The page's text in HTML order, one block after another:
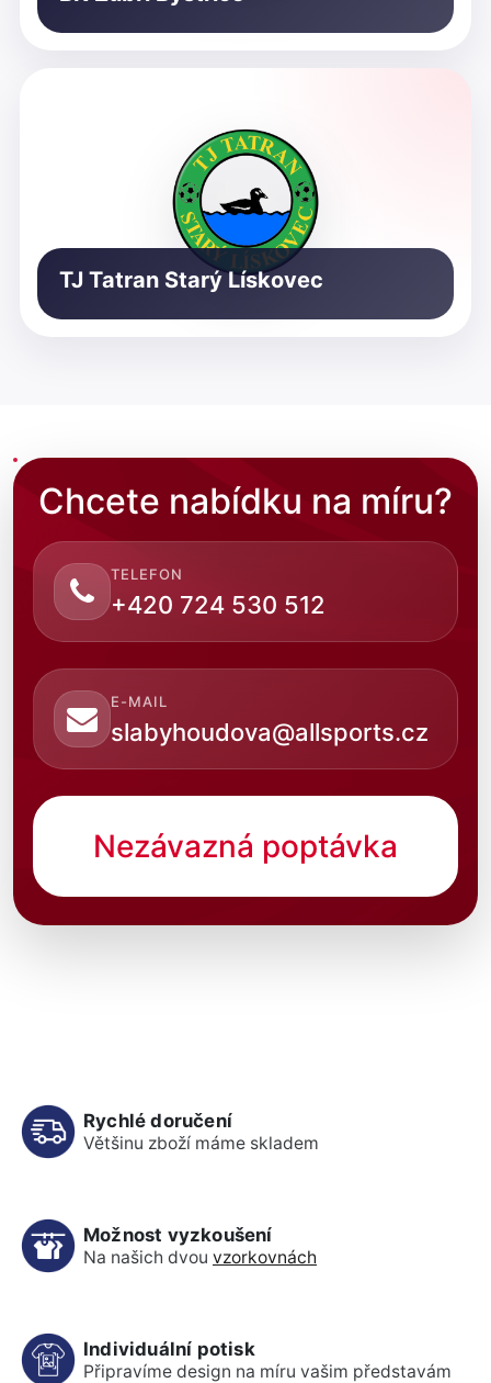
TJ Tatran Starý Lískovec
Chcete nabídku na míru?
TELEFON
+420 724 530 512
E-MAIL
slabyhoudova@allsports.cz
Nezávazná poptávka
Rychlé doručení
Většinu zboží máme skladem
Možnost vyzkoušení
Na našich dvou vzorkovnách
Individuální potisk
Připravíme design na míru vašim představám